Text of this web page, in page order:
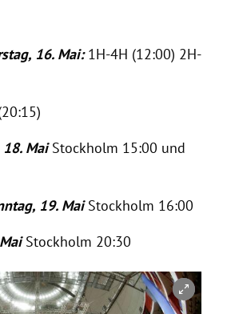
16. Mai:1H-4H (12:00) 2H-
Mai Stockholm 15:00 und
19. Mai Stockholm 16:00
Stockholm 20:30
öffnen/schließen